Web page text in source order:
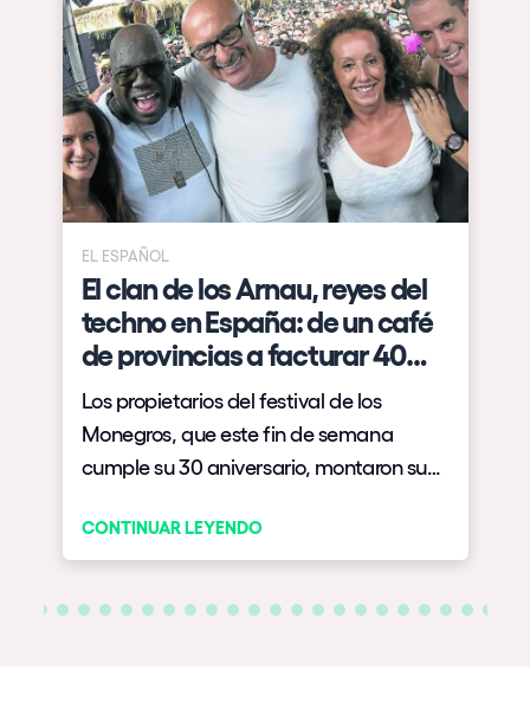
EL ESPAÑOL
El clan de los Arnau, reyes del
techno en España: de un café
de provincias a facturar 40
millones
Los propietarios del festival de los
Monegros, que este fin de semana
cumple su 30 aniversario, montaron su
siglo XIX. Su historia resume la evolución
de la cultura del espectáculo.
CONTINUAR LEYENDO